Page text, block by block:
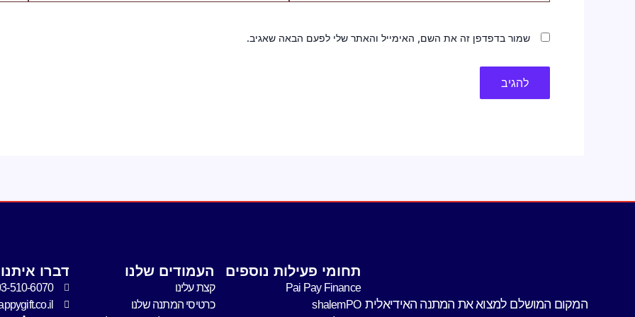
שמור בדפדפן זה את השם, האימייל והאתר שלי לפעם הבאה שאגיב.
המקום המושלם למצוא את המתנה האידיאלית
תחומי פעילות נוספים
Pai Pay Finance
shalemPO
העמודים שלנו
קצת עלינו
כרטיסי המתנה שלנו
דברו איתנו
510-6070